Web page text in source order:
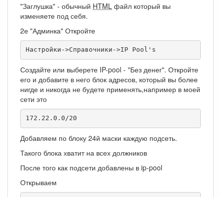
"Заглушка" - обычный HTML файл который вы
изменяете под себя.
2е "Админка" Откройте
Настройки->Справочники->IP Pool's
Создайте или выберете IP-pool - "Без денег". Откройте
его и добавите в него блок адресов, который вы более
нигде и никогда не будете применять,например в моей
сети это
172.22.0.0/20
Добавляем по блоку 24й маски каждую подсеть.
Такого блока хватит на всех должников
После того как подсети добавлены в ip-pool
Открываем